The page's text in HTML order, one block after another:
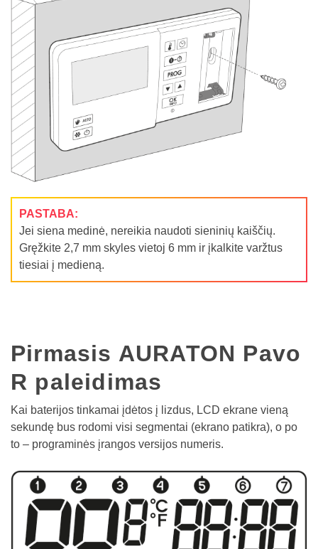
PASTABA:
Jei siena medinė, nereikia naudoti sieninių kaiščių.
Gręžkite 2,7 mm skyles vietoj 6 mm ir įkalkite varžtus
tiesiai į medieną.
Pirmasis AURATON Pavo
R paleidimas
Kai baterijos tinkamai įdėtos į lizdus, ​​LCD ekrane vieną
sekundę bus rodomi visi segmentai (ekrano patikra), o po
to – programinės įrangos versijos numeris.